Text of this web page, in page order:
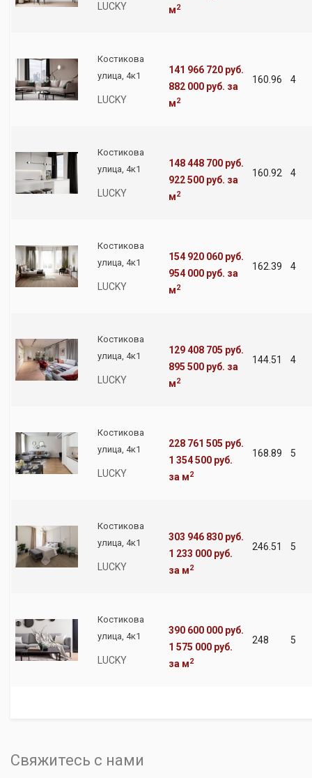
LUCKY
м2
Костикова
улица, 4к1
LUCKY
141 966 720 руб.
882 000 руб. за
м2
160.96 4
Костикова
улица, 4к1
LUCKY
148 448 700 руб.
922 500 руб. за
м2
160.92 4
Костикова
улица, 4к1
LUCKY
154 920 060 руб.
954 000 руб. за
м2
162.39 4
Костикова
улица, 4к1
LUCKY
129 408 705 руб.
895 500 руб. за
м2
144.51 4
Костикова
улица, 4к1
LUCKY
228 761 505 руб.
1 354 500 руб.
за м2
168.89 5
Костикова
улица, 4к1
LUCKY
303 946 830 руб.
1 233 000 руб.
за м2
246.51 5
Костикова
улица, 4к1
LUCKY
390 600 000 руб.
1 575 000 руб.
за м2
248 5
Свяжитесь с нами